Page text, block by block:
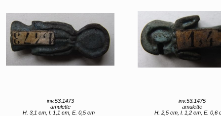
inv.53.1473
amulette
H. 3,1 cm, l. 1,1 cm, E. 0,5 cm
inv.53.1475
amulette
H. 2,5 cm, l. 1,2 cm, E. 0,6